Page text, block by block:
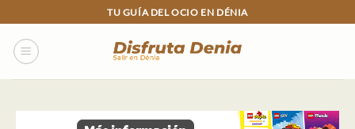
to
content
TU GUÍA DEL OCIO EN DÉNIA